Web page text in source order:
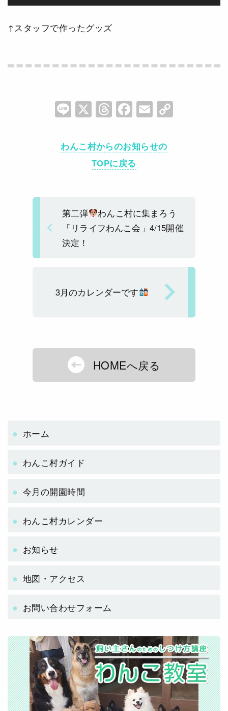
↑スタッフで作ったグッズ
Li
n
e
X T
hr
e
a
d
F
a
c
e
b
o
k
E
m
ai
l
わんこ村からのお知らせの
TOPに戻る
第二弾
わんこ村に集まろう
「リライフわんこ会」4/15開催
決定！
3月のカレンダーです
HOMEへ戻る
ホーム
わんこ村ガイド
今月の開園時間
わんこ村カレンダー
お知らせ
地図・アクセス
お問い合わせフォーム